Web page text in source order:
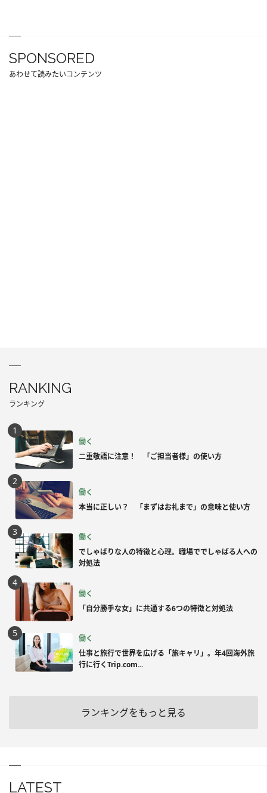
SPONSORED
あわせて読みたいコンテンツ
RANKING
ランキング
働く
二重敬語に注意！ 「ご担当者様」の使い方
働く
本当に正しい？ 「まずはお礼まで」の意味と使い方
働く
でしゃばりな人の特徴と心理。職場ででしゃばる人への
対処法
働く
「自分勝手な女」に共通する6つの特徴と対処法
働く
仕事と旅行で世界を広げる「旅キャリ」。年4回海外旅
行に行くTrip.com...
ランキングをもっと見る
LATEST